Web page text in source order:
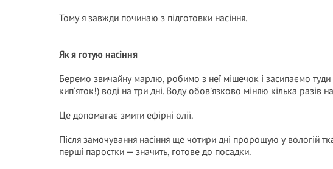
Тому я завжди починаю з підготовки насіння.
Як я готую насіння
Беремо звичайну марлю, робимо з неї мішечок і засипаємо туди
кип’яток!) воді на три дні. Воду обов’язково міняю кілька разів
Це допомагає змити ефірні олії.
Після замочування насіння ще чотири дні пророщую у вологій
перші паростки — значить, готове до посадки.